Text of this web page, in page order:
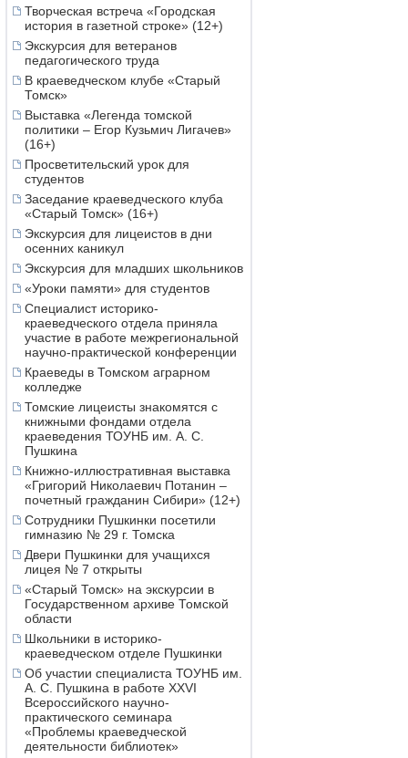
Творческая встреча «Городская
история в газетной строке» (12+)
Экскурсия для ветеранов
педагогического труда
В краеведческом клубе «Старый
Томск»
Выставка «Легенда томской
политики – Егор Кузьмич Лигачев»
(16+)
Просветительский урок для
студентов
Заседание краеведческого клуба
«Старый Томск» (16+)
Экскурсия для лицеистов в дни
осенних каникул
Экскурсия для младших школьников
«Уроки памяти» для студентов
Специалист историко-
краеведческого отдела приняла
участие в работе межрегиональной
научно-практической конференции
Краеведы в Томском аграрном
колледже
Томские лицеисты знакомятся с
книжными фондами отдела
краеведения ТОУНБ им. А. С.
Пушкина
Книжно-иллюстративная выставка
«Григорий Николаевич Потанин –
почетный гражданин Сибири» (12+)
Сотрудники Пушкинки посетили
гимназию № 29 г. Томска
Двери Пушкинки для учащихся
лицея № 7 открыты
«Старый Томск» на экскурсии в
Государственном архиве Томской
области
Школьники в историко-
краеведческом отделе Пушкинки
Об участии специалиста ТОУНБ им.
А. С. Пушкина в работе XXVI
Всероссийского научно-
практического семинара
«Проблемы краеведческой
деятельности библиотек»